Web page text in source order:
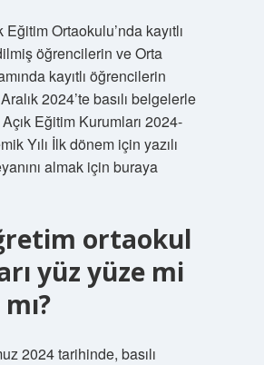
Eğitim Ortaokulu’nda kayıtlı
öğrencilerin ve Orta
kayıtlı öğrencilerin
2024’te basılı belgelerle
Açık Eğitim Kurumları 2024-
Yılı İlk dönem için yazılı
almak için buraya
ortaokul
yüz yüze mi
2024 tarihinde, basılı